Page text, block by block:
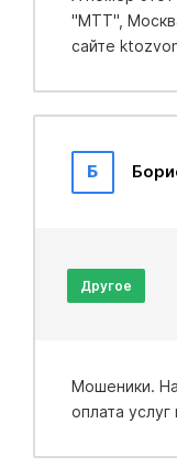
"МТТ",
сайте
Б
Другое
Мошеники.
оплата